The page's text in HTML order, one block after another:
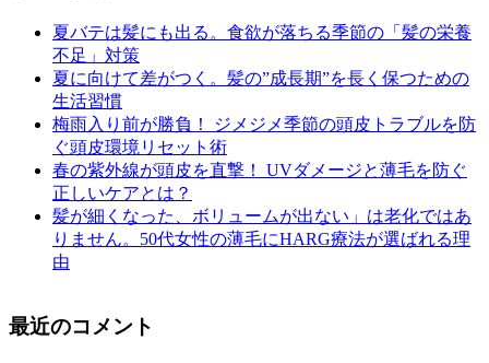
夏バテは髪にも出る。食欲が落ちる季節の「髪の栄養
不足」対策
夏に向けて差がつく。髪の”成長期”を長く保つための
生活習慣
梅雨入り前が勝負！ ジメジメ季節の頭皮トラブルを防
ぐ頭皮環境リセット術
春の紫外線が頭皮を直撃！ UVダメージと薄毛を防ぐ
正しいケアとは？
髪が細くなった、ボリュームが出ない」は老化ではあ
りません。50代女性の薄毛にHARG療法が選ばれる理
由
最近のコメント